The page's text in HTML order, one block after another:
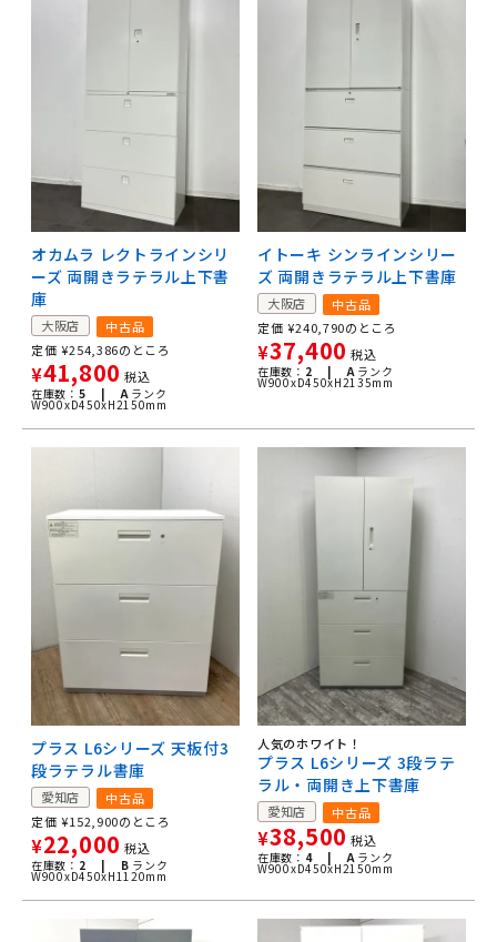
オカムラ レクトラインシリ
ーズ 両開きラテラル上下書
庫
大阪店
中古品
定価 ¥254,386のところ
¥41,800 税込
在庫数： 5 | Aランク
W900xD450xH2150mm
イトーキ シンラインシリー
ズ 両開きラテラル上下書庫
大阪店
中古品
定価 ¥240,790のところ
¥37,400 税込
在庫数： 2 | Aランク
W900xD450xH2135mm
プラス L6シリーズ 天板付3
段ラテラル書庫
愛知店
中古品
定価 ¥152,900のところ
¥22,000 税込
在庫数： 2 | B ランク
W900xD450xH1120mm
人気のホワイト！
プラス L6シリーズ 3段ラテ
ラル・両開き上下書庫
愛知店 中古品
¥38,500 税込
在庫数： 4 | Aランク
W900xD450xH2150mm